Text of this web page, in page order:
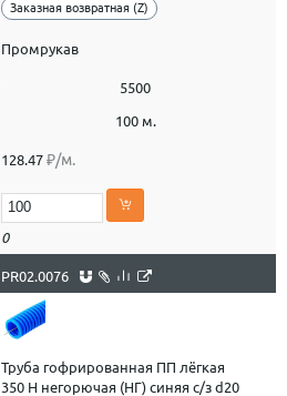
Заказная возвратная (Z)
Промрукав
5500
100 м.
128.47 ₽/м.
0
PR02.0076
Труба гофрированная ПП лёгкая
350 Н негорючая (НГ) синяя с/з d20